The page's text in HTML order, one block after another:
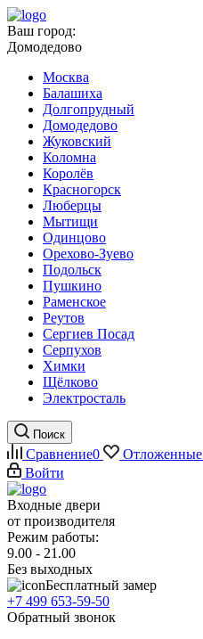
Ваш город:
Домодедово
Москва
Балашиха
Долгопрудный
Домодедово
Жуковский
Коломна
Королёв
Красногорск
Люберцы
Мытищи
Одинцово
Орехово-Зуево
Подольск
Пушкино
Раменское
Реутов
Сергиев Посад
Серпухов
Химки
Щёлково
Электросталь
Поиск
Сравнение0 Отложенные
Войти
Входные двери
от производителя
Режим работы:
9.00 - 21.00
Без выходных
Бесплатный замер
+7 499 653-59-50
Обратный звонок